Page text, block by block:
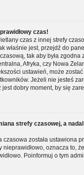
czas!
czas z innej strefy
właśnie jest, przejdź do
tak aby była zgodna
Afryka, czy Nowa
ustawień, może
Jeżeli nie jesteś
dobry moment, by się
strefy czasowej, a
została ustawiona
nieprawidłowo, oznacza to,
Poinformuj o tym